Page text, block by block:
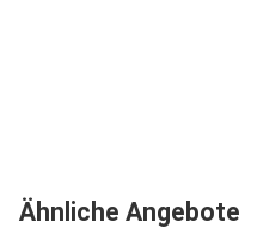
Ähnliche Angebote